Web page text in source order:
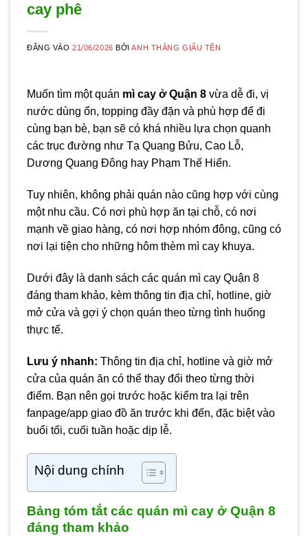
cay phê
ĐĂNG VÀO21/06/2026 BỞIANH THẮNG GIẤU TÊN
Muốn tìm một quán mì cay ở Quận 8 vừa dễ đi, vị
nước dùng ổn, topping đầy đặn và phù hợp để đi
cùng bạn bè, bạn sẽ có khá nhiều lựa chọn quanh
các trục đường như Tạ Quang Bửu, Cao Lỗ,
Dương Quang Đông hay Phạm Thế Hiển.
Tuy nhiên, không phải quán nào cũng hợp với cùng
một nhu cầu. Có nơi phù hợp ăn tại chỗ, có nơi
mạnh về giao hàng, có nơi hợp nhóm đông, cũng có
nơi lại tiện cho những hôm thèm mì cay khuya.
Dưới đây là danh sách các quán mì cay Quận 8
đáng tham khảo, kèm thông tin địa chỉ, hotline, giờ
mở cửa và gợi ý chọn quán theo từng tình huống
thực tế.
Lưu ý nhanh: Thông tin địa chỉ, hotline và giờ mở
cửa của quán ăn có thể thay đổi theo từng thời
điểm. Bạn nên gọi trước hoặc kiểm tra lại trên
fanpage/app giao đồ ăn trước khi đến, đặc biệt vào
buổi tối, cuối tuần hoặc dịp lễ.
Nội dung chính
Bảng tóm tắt các quán mì cay ở Quận 8
đáng tham khảo